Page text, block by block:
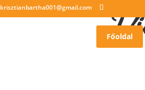
krisztianbartha001@gmail.com
Főoldal